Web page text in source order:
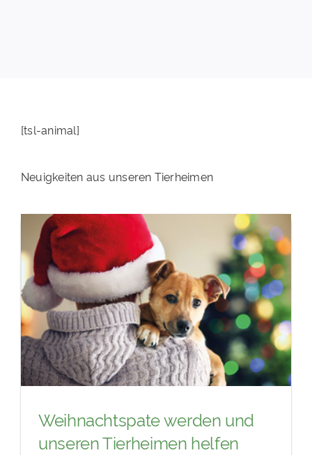
[tsl-animal]
Neuigkeiten aus unseren Tierheimen
Weihnachtspate werden und
unseren Tierheimen helfen